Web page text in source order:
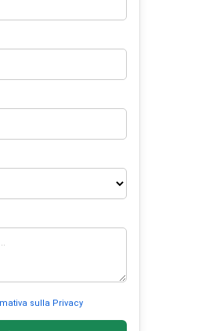
sulla Privacy